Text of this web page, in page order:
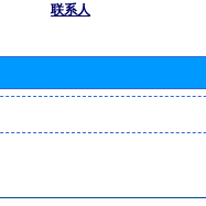
联系人